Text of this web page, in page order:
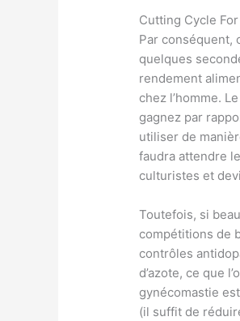
Cutting Cycle
Par conséquent,
quelques
rendement
chez l’homme.
gagnez par
utiliser de
faudra attendre
culturistes et
Toutefois, si
compétitions de
contrôles
d’azote, ce que
gynécomastie
(il suffit de